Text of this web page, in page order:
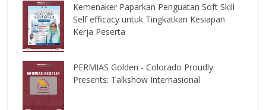
Kemenaker Paparkan Penguatan Soft Skill
Self efficacy untuk Tingkatkan Kesiapan
Kerja Peserta
PERMIAS Golden - Colorado Proudly
Presents: Talkshow Internasional